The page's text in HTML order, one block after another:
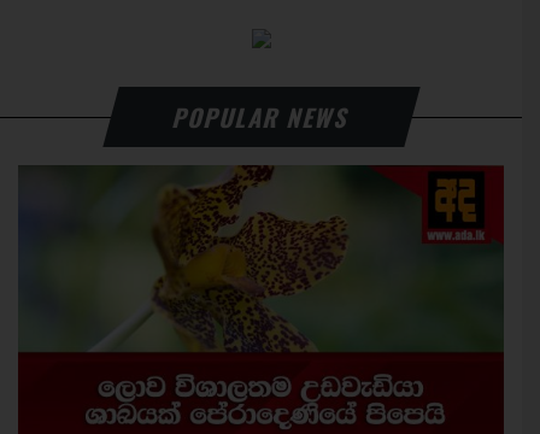
POPULAR NEWS